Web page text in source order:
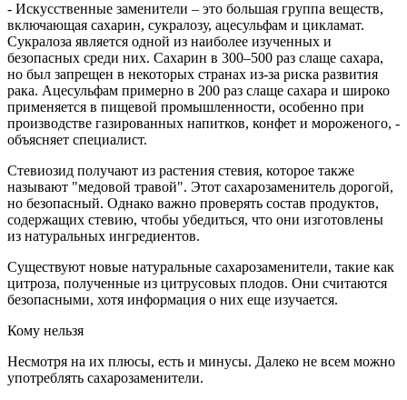
- Искусственные заменители – это большая группа веществ,
включающая сахарин, сукралозу, ацесульфам и цикламат.
Сукралоза является одной из наиболее изученных и
безопасных среди них. Сахарин в 300–500 раз слаще сахара,
но был запрещен в некоторых странах из-за риска развития
рака. Ацесульфам примерно в 200 раз слаще сахара и широко
применяется в пищевой промышленности, особенно при
производстве газированных напитков, конфет и мороженого, -
объясняет специалист.
Стевиозид получают из растения стевия, которое также
называют "медовой травой". Этот сахарозаменитель дорогой,
но безопасный. Однако важно проверять состав продуктов,
содержащих стевию, чтобы убедиться, что они изготовлены
из натуральных ингредиентов.
Существуют новые натуральные сахарозаменители, такие как
цитроза, полученные из цитрусовых плодов. Они считаются
безопасными, хотя информация о них еще изучается.
Кому нельзя
Несмотря на их плюсы, есть и минусы. Далеко не всем можно
употреблять сахарозаменители.